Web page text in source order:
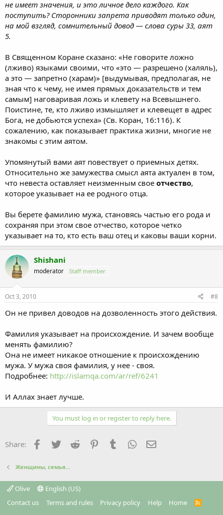
не имеет значения, и это личное дело каждого. Как
поступить? Сторонники запрета приводят только один,
на мой взгляд, сомнительный довод — слова суры 33, аят
5.
В Священном Коране сказано: «Не говорите ложно
(лживо) языками своими, что «это — разрешено (халяль),
а это — запретно (харам)» [выдумывая, предполагая, не
зная что к чему, не имея прямых доказательств и тем
самым] наговаривая ложь и клевету на Всевышнего.
Поистине, те, кто лживо измышляет и клевещет в адрес
Бога, не добьются успеха» (Св. Коран, 16:116). К
сожалению, как показывает практика жизни, многие не
знакомы с этим аятом.
Упомянутый вами аят повествует о приемных детях.
Относительно же замужества смысл аята актуален в том,
что невеста оставляет неизменным свое отчество,
которое указывает на ее родного отца.
Вы берете фамилию мужа, становясь частью его рода и
сохраняя при этом свое отчество, которое четко
указывает на то, кто есть ваш отец и каковы ваши корни.
Shishani
moderator Staff member
Oct 3, 2010 #8
Он не привел доводов на дозволенность этого действия.
Фамилия указывает на происхождение. И зачем вообще
менять фамилию?
Она не имеет никакое отношение к происхождению
мужа. У мужа своя фамилия, у нее - своя.
Подробнее: http://islamqa.com/ar/ref/6241
И Аллах знает лучше.
You must log in or register to reply here.
Share: Facebook
Twitter Reddit PinterestTumblr WhatsApp
Женщины, семья...
Olive
English (US)
Contact us
Terms and rules Privacy policy Help Home
R